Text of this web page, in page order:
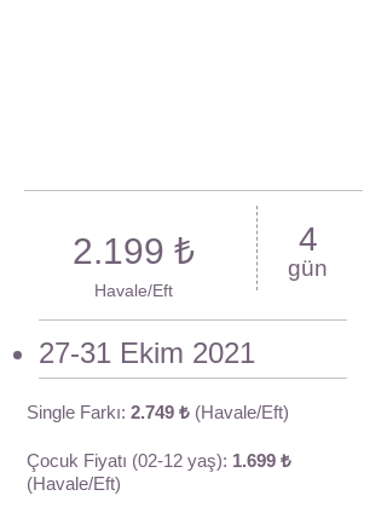
2.199 ₺
Havale/Eft
4
gün
27-31 Ekim 2021
Single Farkı: 2.749 ₺ (Havale/Eft)
Çocuk Fiyatı (02-12 yaş): 1.699 ₺
(Havale/Eft)